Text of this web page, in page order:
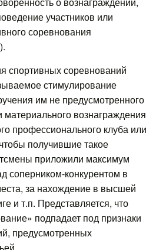
участников или
соревнования
спортивных соревнований
стимулирование
им не предусмотренного
материального вознаграждения
профессионального клуба или
получившие такое
приложили максимум
соперником-конкурентом в
за нахождение в высшей
и т.п. Представляется, что
подпадает под признаки
предусмотренных